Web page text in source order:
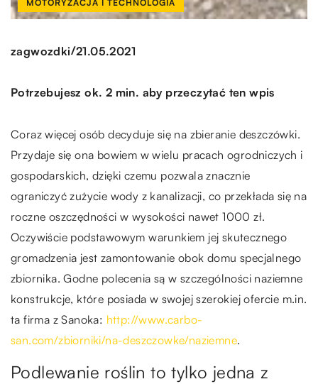
MOTORYZACJA I TECHNOLOGIA
zagwozdki/21.05.2021
Potrzebujesz ok. 2 min. aby przeczytać ten wpis
Coraz więcej osób decyduje się na zbieranie deszczówki.
Przydaje się ona bowiem w wielu pracach ogrodniczych i
gospodarskich, dzięki czemu pozwala znacznie
ograniczyć zużycie wody z kanalizacji, co przekłada się na
roczne oszczędności w wysokości nawet 1000 zł.
Oczywiście podstawowym warunkiem jej skutecznego
gromadzenia jest zamontowanie obok domu specjalnego
zbiornika. Godne polecenia są w szczególności naziemne
konstrukcje, które posiada w swojej szerokiej ofercie m.in.
ta firma z Sanoka: http://www.carbo-
san.com/zbiorniki/na-deszczowke/naziemne.
Podlewanie roślin to tylko jedna z